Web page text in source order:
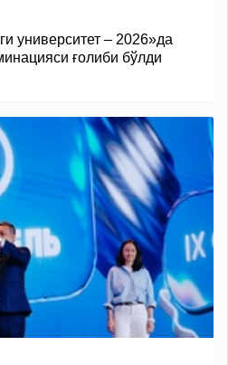
университет – 2026»да
ғолиби бўлди